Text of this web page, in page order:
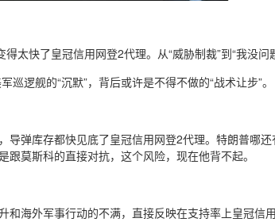
太快了皇冠信用网登2代理。从“威胁制裁”到“我没问
逻舰的“沉默”，背后或许是不得不做的“战术让步”。
弹库存都快见底了皇冠信用网登2代理。特朗普哪
莫斯科的直接对抗，这个风险，现在他背不起。
海外军事行动的不满，直接反映在支持率上皇冠信